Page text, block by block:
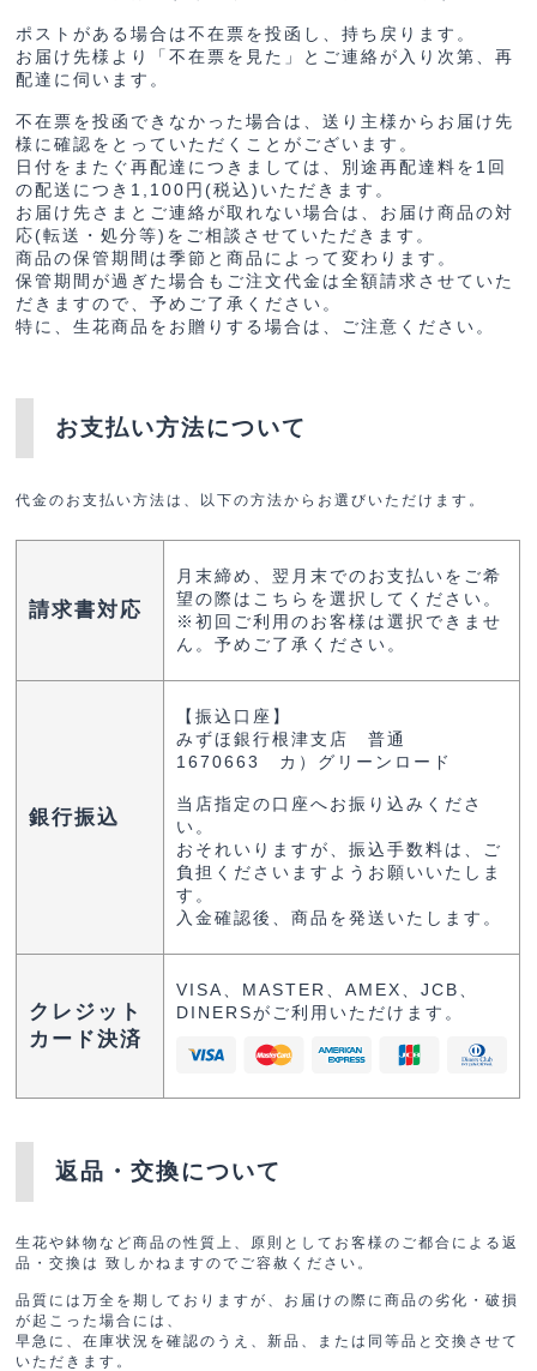
ポストがある場合は不在票を投函し、持ち戻ります。
お届け先様より「不在票を見た」とご連絡が入り次第、再
配達に伺います。
不在票を投函できなかった場合は、送り主様からお届け先
様に確認をとっていただくことがございます。
日付をまたぐ再配達につきましては、別途再配達料を1回
の配送につき1,100円(税込)いただきます。
お届け先さまとご連絡が取れない場合は、お届け商品の対
応(転送・処分等)をご相談させていただきます。
商品の保管期間は季節と商品によって変わります。
保管期間が過ぎた場合もご注文代金は全額請求させていた
だきますので、予めご了承ください。
特に、生花商品をお贈りする場合は、ご注意ください。
お支払い方法について
代金のお支払い方法は、以下の方法からお選びいただけます。
請求書対応
月末締め、翌月末でのお支払いをご希
望の際はこちらを選択してください。
※初回ご利用のお客様は選択できませ
ん。予めご了承ください。
銀行振込
【振込口座】
みずほ銀行根津支店 普通
1670663 カ）グリーンロード
当店指定の口座へお振り込みくださ
い。
おそれいりますが、振込手数料は、ご
負担くださいますようお願いいたしま
す。
入金確認後、商品を発送いたします。
クレジット
カード決済
VISA、MASTER、AMEX、JCB、
DINERSがご利用いただけます。
返品・交換について
生花や鉢物など商品の性質上、原則としてお客様のご都合による返
品・交換は 致しかねますのでご容赦ください。
品質には万全を期しておりますが、お届けの際に商品の劣化・破損
が起こった場合には、
早急に、在庫状況を確認のうえ、新品、または同等品と交換させて
いただきます。